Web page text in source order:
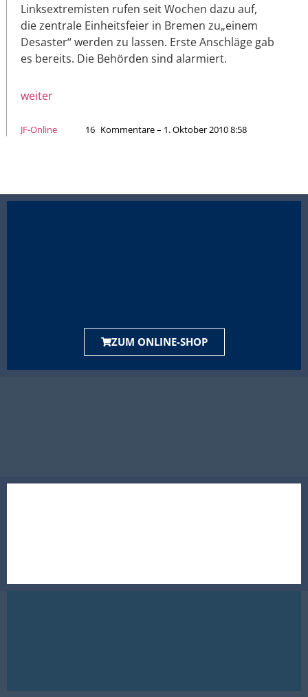
Linksextremisten rufen seit Wochen dazu auf,
die zentrale Einheitsfeier in Bremen zu„einem
Desaster“ werden zu lassen. Erste Anschläge gab
es bereits. Die Behörden sind alarmiert.
weiter
JF-Online 16 Kommentare – 1. Oktober 2010 8:58
ZUM ONLINE-SHOP